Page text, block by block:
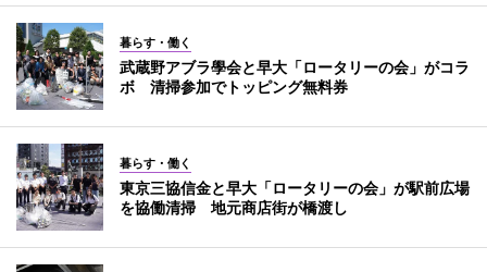
暮らす・働く
武蔵野アブラ學会と早大「ロータリーの会」がコラ
ボ 清掃参加でトッピング無料券
暮らす・働く
東京三協信金と早大「ロータリーの会」が駅前広場
を協働清掃 地元商店街が橋渡し